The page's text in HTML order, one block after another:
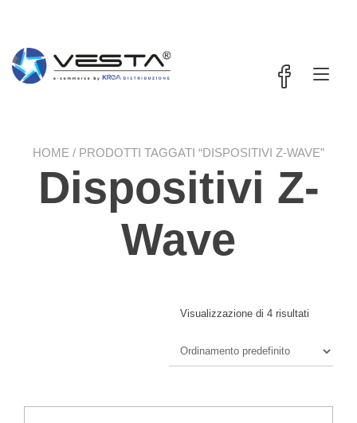
HOME / PRODOTTI TAGGATI “DISPOSITIVI Z-WAVE”
Dispositivi Z-
Wave
Visualizzazione di 4 risultati